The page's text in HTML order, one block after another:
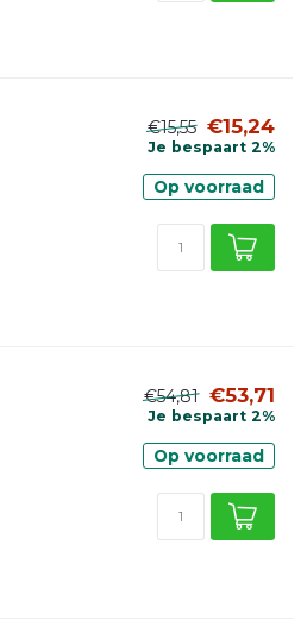
€15,55 €15,24
Je bespaart 2%
Op voorraad
€54,81 €53,71
Je bespaart 2%
Op voorraad